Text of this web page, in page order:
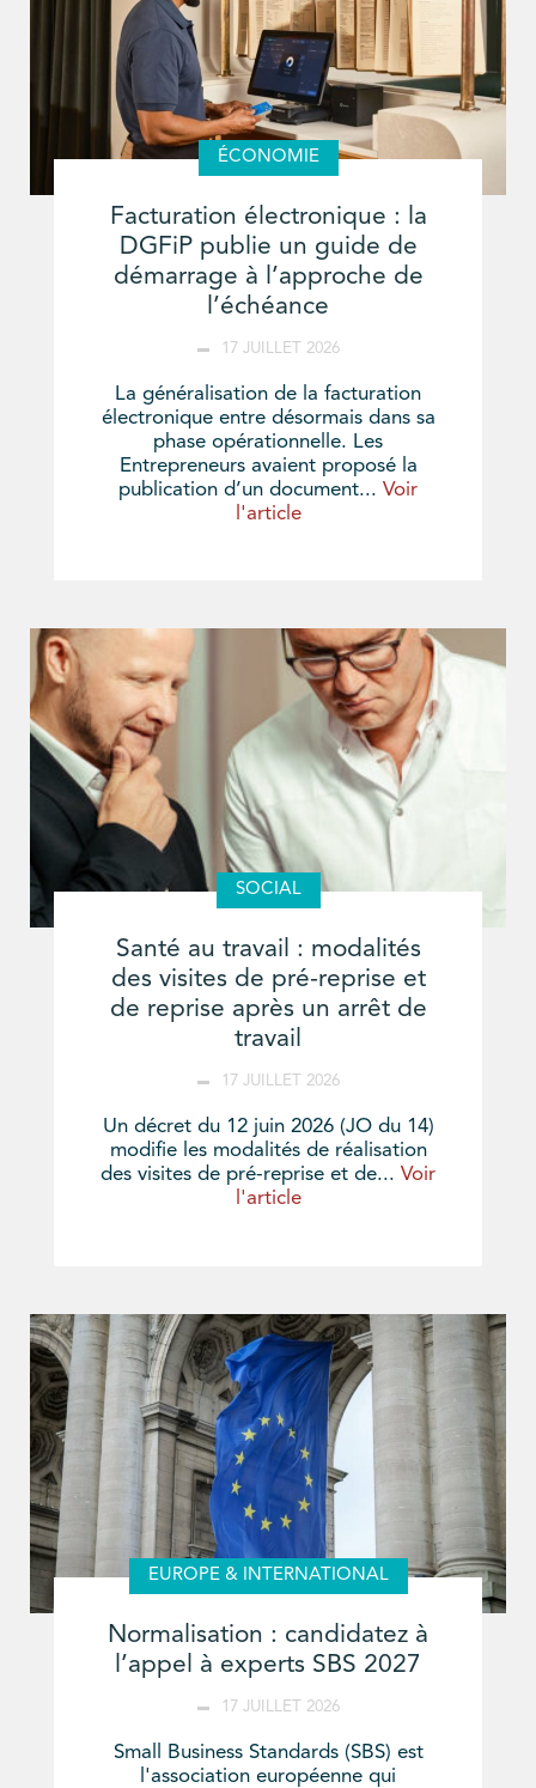
ÉCONOMIE
Facturation électronique : la
DGFiP publie un guide de
démarrage à l’approche de
l’échéance
17 JUILLET 2026
La généralisation de la facturation
électronique entre désormais dans sa
phase opérationnelle. Les
Entrepreneurs avaient proposé la
publication d’un document... Voir
l'article
SOCIAL
Santé au travail : modalités
des visites de pré-reprise et
de reprise après un arrêt de
travail
17 JUILLET 2026
Un décret du 12 juin 2026 (JO du 14)
modifie les modalités de réalisation
des visites de pré-reprise et de... Voir
l'article
EUROPE & INTERNATIONAL
Normalisation : candidatez à
l’appel à experts SBS 2027
17 JUILLET 2026
Small Business Standards (SBS) est
l'association européenne qui